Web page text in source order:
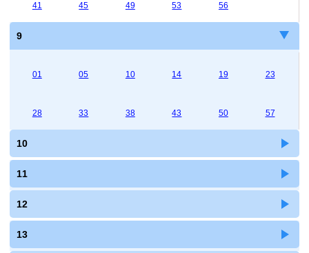
41 45 49 53 56
9
01 05 10 14 19 23
28 33 38 43 50 57
10
11
12
13